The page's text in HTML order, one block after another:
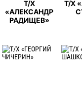
Т/Х
«АЛЕКСАНДР
РАДИЩЕВ»
Т/Х